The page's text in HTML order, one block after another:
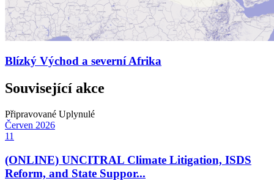
Blízký Východ a severní Afrika
Související akce
Připravované Uplynulé
Červen 2026
11
(ONLINE) UNCITRAL Climate Litigation, ISDS
Reform, and State Suppor...